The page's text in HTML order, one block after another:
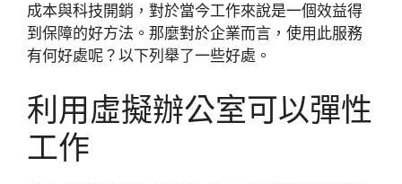
成本與科技開銷，對於當今工作來說是一個效益得
到保障的好方法。那麼對於企業而言，使用此服務
有何好處呢？以下列舉了一些好處。
利用虛擬辦公室可以彈性
工作